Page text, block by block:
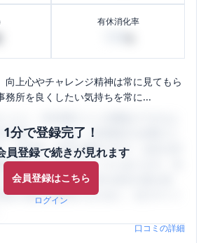
有休消化率
向上心やチャレンジ精神は常に見てもら
務所を良くしたい気持ちを常に...
1分で登録完了！
員登録で続きが見れます
会員登録はこちら
ログイン
シーハブ)は、女性限定の企業口コ
。給与面・女性の働きやすさ・会社の評
は気にすべき点がたくさんあります。先
口コミを通して、本当の会社の姿を知
在の悩みを解消するために、ぜひサイト
口コミの詳細